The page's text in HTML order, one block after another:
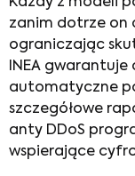
Każdy z modeli
zanim dotrze on
ograniczając
INEA gwarantuje
automatyczne
szczegółowe
anty DDoS
wspierające